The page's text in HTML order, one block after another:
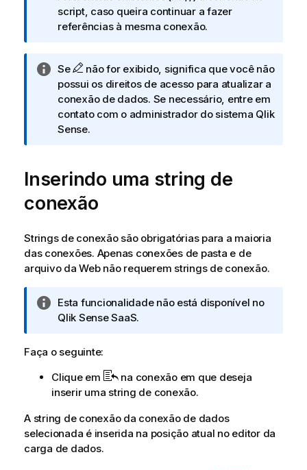
a
i
o
r
m
a
t
a
script, caso queira continuar a fazer
referências à mesma conexão.
N
o
t
a
i
o
r
m
t
i
v
Se
não for exibido, significa que você não
possui os direitos de acesso para atualizar a
conexão de dados. Se necessário, entre em
contato com o administrador do sistema Qlik
Sense.
Inserindo uma string de
conexão
Strings de conexão são obrigatórias para a maioria
das conexões. Apenas conexões de pasta e de
arquivo da Web não requerem strings de conexão.
N
o
a
n
f
r
m
a
Esta funcionalidade não está disponível no
Qlik Sense SaaS.
Faça o seguinte:
Clique em
na conexão em que deseja
inserir uma string de conexão.
A string de conexão da conexão de dados
selecionada é inserida na posição atual no editor da
carga de dados.